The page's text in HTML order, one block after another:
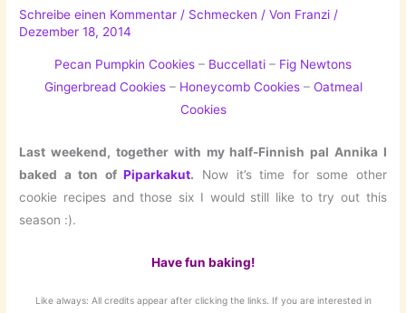
Schreibe einen Kommentar / Schmecken / Von Franzi/
Dezember 18, 2014
Pecan Pumpkin Cookies – Buccellati – Fig Newtons
Gingerbread Cookies– Honeycomb Cookies– Oatmeal
Cookies
Last weekend, together with my half-Finnish pal Annika I
baked a ton ofPiparkakut. Now it’s time for some other
cookie recipes and those six I would still like to try out this
season :).
Have fun baking!
Like always: All credits appear after clicking the links. If you are interested in